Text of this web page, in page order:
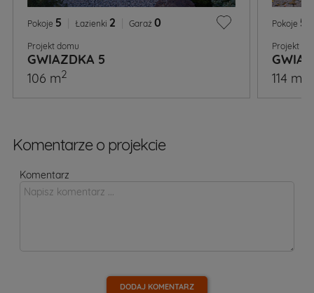
Pokoje 5 Łazienki 2 Garaż 0
Projekt domu
GWIAZDKA 5
106 m2
Pokoje 5
Projekt
114 m
Komentarze o projekcie
Komentarz
DODAJ KOMENTARZ